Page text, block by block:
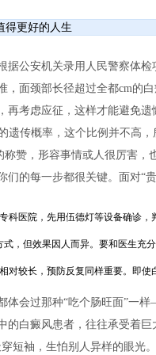
得更好的人生
据公安机关录用人民警察体
，面颈部长径超过全都cm的
再考虑应征，这样才能避免
遗传概率，这个比例并不高，
称赞，形容事情或人很厉害，
的每一步都很关键。面对“
科医院，先用伍德灯等设备确诊，
，但效果因人而异。要和医生充
对较长，预防反复同样重要。即使
体会过那种“吃个肠旺面”一
的白癜风患者，往往承受着
短袖，生怕别人异样的眼光